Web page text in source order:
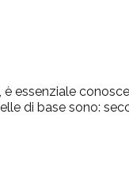
essenziale
di base sono: